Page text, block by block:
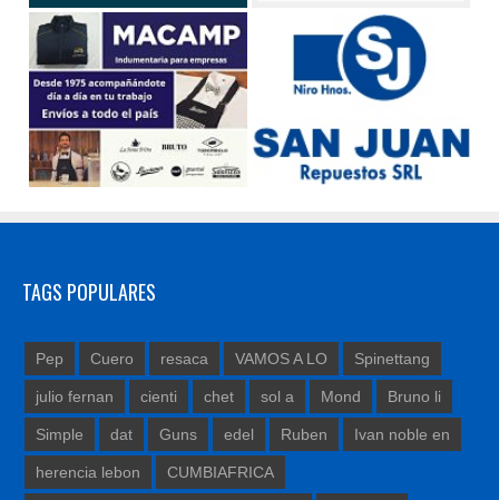
TAGS POPULARES
Pep Cuero resaca VAMOS A LO Spinettang
julio fernan cienti chet sol a Mond Bruno li
Simple dat Guns edel Ruben Ivan noble en
herencia lebon CUMBIAFRICA